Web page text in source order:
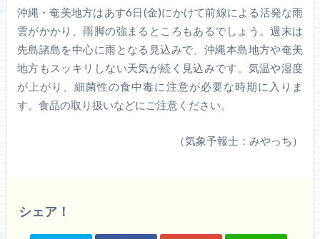
沖縄・奄美地方はあす6日(金)にかけて前線による活発な雨
雲がかかり、雨脚の強まるところもあるでしょう。週末は
先島諸島を中心に雨となる見込みで、沖縄本島地方や奄美
地方もスッキリしない天気が続く見込みです。気温や湿度
が上がり、細菌性の食中毒に注意が必要な時期に入りま
す。食品の取り扱いなどにご注意ください。
（気象予報士：みやっち）
シェア！